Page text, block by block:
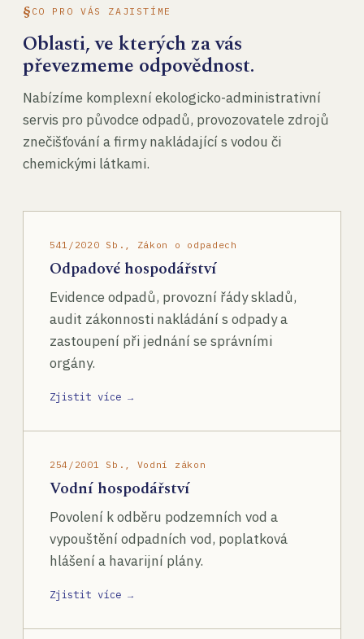
CO PRO VÁS ZAJISTÍME
Oblasti, ve kterých za vás
převezmeme odpovědnost.
Nabízíme komplexní ekologicko-administrativní
servis pro původce odpadů, provozovatele zdrojů
znečišťování a firmy nakládající s vodou či
chemickými látkami.
541/2020 Sb., Zákon o odpadech
Odpadové hospodářství
Evidence odpadů, provozní řády skladů,
audit zákonnosti nakládání s odpady a
zastoupení při jednání se správními
orgány.
Zjistit více →
254/2001 Sb., Vodní zákon
Vodní hospodářství
Povolení k odběru podzemních vod a
vypouštění odpadních vod, poplatková
hlášení a havarijní plány.
Zjistit více →